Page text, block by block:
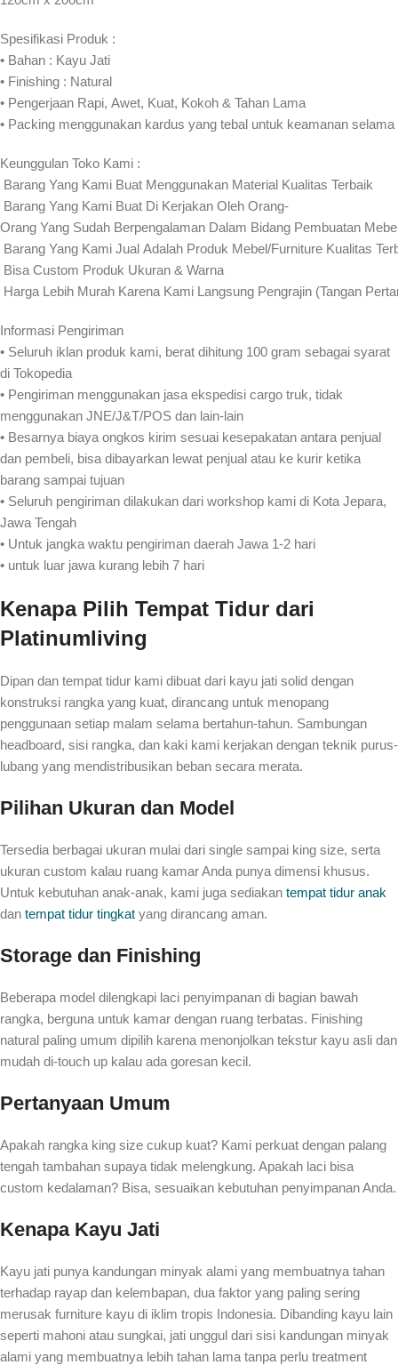
Spesifikasi Produk :
• Bahan : Kayu Jati
• Finishing : Natural
• Pengerjaan Rapi, Awet, Kuat, Kokoh & Tahan Lama
• Packing menggunakan kardus yang tebal untuk keamanan
Keunggulan Toko Kami :
️ Barang Yang Kami Buat Menggunakan Material Kualitas Terbaik
️ Barang Yang Kami Buat Di Kerjakan Oleh Orang-
Orang Yang Sudah Berpengalaman Dalam Bidang Pembuatan
Barang Yang Kami Jual Adalah Produk Mebel/Furniture Kualitas
️ Bisa Custom Produk Ukuran & Warna
Harga Lebih Murah Karena Kami Langsung Pengrajin (Tangan
Informasi Pengiriman
• Seluruh iklan produk kami, berat dihitung 100 gram sebagai syarat
di Tokopedia
• Pengiriman menggunakan jasa ekspedisi cargo truk, tidak
menggunakan JNE/J&T/POS dan lain-lain
• Besarnya biaya ongkos kirim sesuai kesepakatan antara penjual
dan pembeli, bisa dibayarkan lewat penjual atau ke kurir ketika
barang sampai tujuan
• Seluruh pengiriman dilakukan dari workshop kami di Kota Jepara,
Jawa Tengah
• Untuk jangka waktu pengiriman daerah Jawa 1-2 hari
• untuk luar jawa kurang lebih 7 hari
Kenapa Pilih Tempat Tidur dari
Platinumliving
Dipan dan tempat tidur kami dibuat dari kayu jati solid dengan
konstruksi rangka yang kuat, dirancang untuk menopang
penggunaan setiap malam selama bertahun-tahun. Sambungan
headboard, sisi rangka, dan kaki kami kerjakan dengan teknik purus-
lubang yang mendistribusikan beban secara merata.
Pilihan Ukuran dan Model
Tersedia berbagai ukuran mulai dari single sampai king size, serta
ukuran custom kalau ruang kamar Anda punya dimensi khusus.
Untuk kebutuhan anak-anak, kami juga sediakan tempat tidur anak
dan tempat tidur tingkat yang dirancang aman.
Storage dan Finishing
Beberapa model dilengkapi laci penyimpanan di bagian bawah
rangka, berguna untuk kamar dengan ruang terbatas. Finishing
natural paling umum dipilih karena menonjolkan tekstur kayu asli dan
mudah di-touch up kalau ada goresan kecil.
Pertanyaan Umum
Apakah rangka king size cukup kuat? Kami perkuat dengan palang
tengah tambahan supaya tidak melengkung. Apakah laci bisa
custom kedalaman? Bisa, sesuaikan kebutuhan penyimpanan Anda.
Kenapa Kayu Jati
Kayu jati punya kandungan minyak alami yang membuatnya tahan
terhadap rayap dan kelembapan, dua faktor yang paling sering
merusak furniture kayu di iklim tropis Indonesia. Dibanding kayu lain
seperti mahoni atau sungkai, jati unggul dari sisi kandungan minyak
alami yang membuatnya lebih tahan lama tanpa perlu treatment